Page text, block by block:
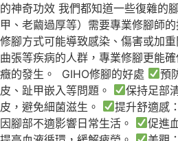
的神奇功效 我們都知道一些復雜的
甲、老繭過厚等）需要專業修腳師
修腳方式可能導致感染、傷害或加
曲張等疾病的人群，專業修腳更能
癥的發生。 GIHO修腳的好處
預
皮、趾甲嵌入等問題。
保持足部
皮，避免細菌滋生。
提升舒適感
因腳部不適影響日常生活。
促進